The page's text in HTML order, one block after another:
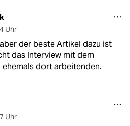
Uhr
der beste Artikel dazu ist
das Interview mit dem
dort arbeitenden.
Uhr